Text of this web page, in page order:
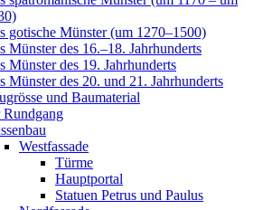
gotische Münster (um 1270–1500)
Münster des 16.–18. Jahrhunderts
Münster des 19. Jahrhunderts
Münster des 20. und 21. Jahrhunderts
und Baumaterial
Westfassade
Türme
Hauptportal
Statuen Petrus und Paulus